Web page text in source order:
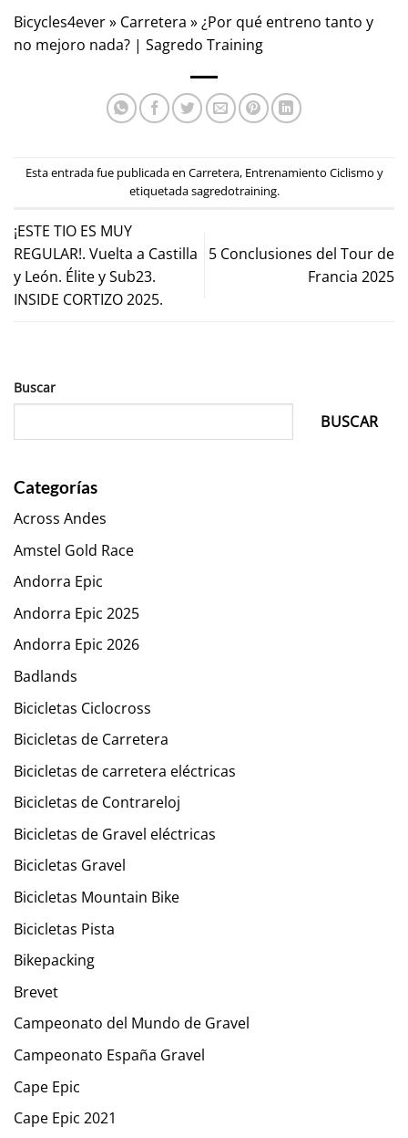
Bicycles4ever» Carretera »¿Por qué entreno tanto y
no mejoro nada? | Sagredo Training
Esta entrada fue publicada en Carretera, Entrenamiento Ciclismo y
etiquetadasagredotraining.
¡ESTE TIO ES MUY
REGULAR!. Vuelta a Castilla
y León. Élite y Sub23.
INSIDE CORTIZO 2025.
5 Conclusiones del Tour de
Francia 2025
Buscar
BUSCAR
Categorías
Across Andes
Amstel Gold Race
Andorra Epic
Andorra Epic 2025
Andorra Epic 2026
Badlands
Bicicletas Ciclocross
Bicicletas de Carretera
Bicicletas de carretera eléctricas
Bicicletas de Contrareloj
Bicicletas de Gravel eléctricas
Bicicletas Gravel
Bicicletas Mountain Bike
Bicicletas Pista
Bikepacking
Brevet
Campeonato del Mundo de Gravel
Campeonato España Gravel
Cape Epic
Cape Epic 2021